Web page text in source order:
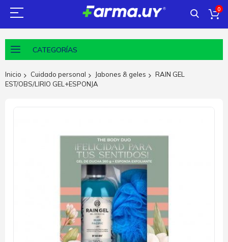
0
CATEGORÍAS
Inicio Cuidado personal Jabones & geles
RAIN GEL
EST/OBS/LIRIO GEL+ESPONJA